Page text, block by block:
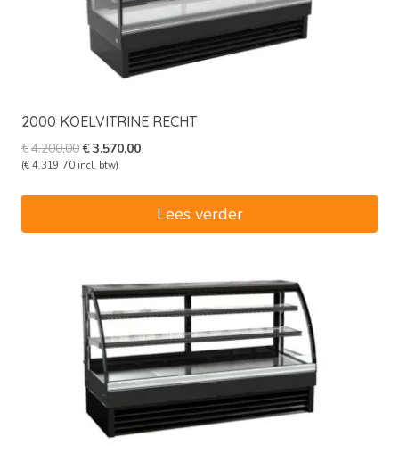
2000 KOELVITRINE RECHT
€4.200,00Oorspronkelijke
prijs
€3.570,00Huidige
€3.570,00.
(€ 4.319,70 incl. btw)
Lees verder